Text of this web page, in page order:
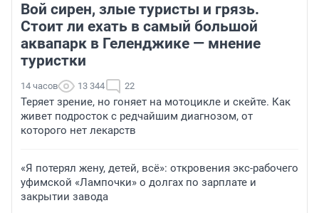
Вой сирен, злые туристы и грязь.
Стоит ли ехать в самый большой
аквапарк в Геленджике — мнение
туристки
14 часов 13 344 22
Теряет зрение, но гоняет на мотоцикле и скейте. Как
живет подросток с редчайшим диагнозом, от
которого нет лекарств
«Я потерял жену, детей, всё»: откровения экс-рабочего
уфимской «Лампочки» о долгах по зарплате и
закрытии завода